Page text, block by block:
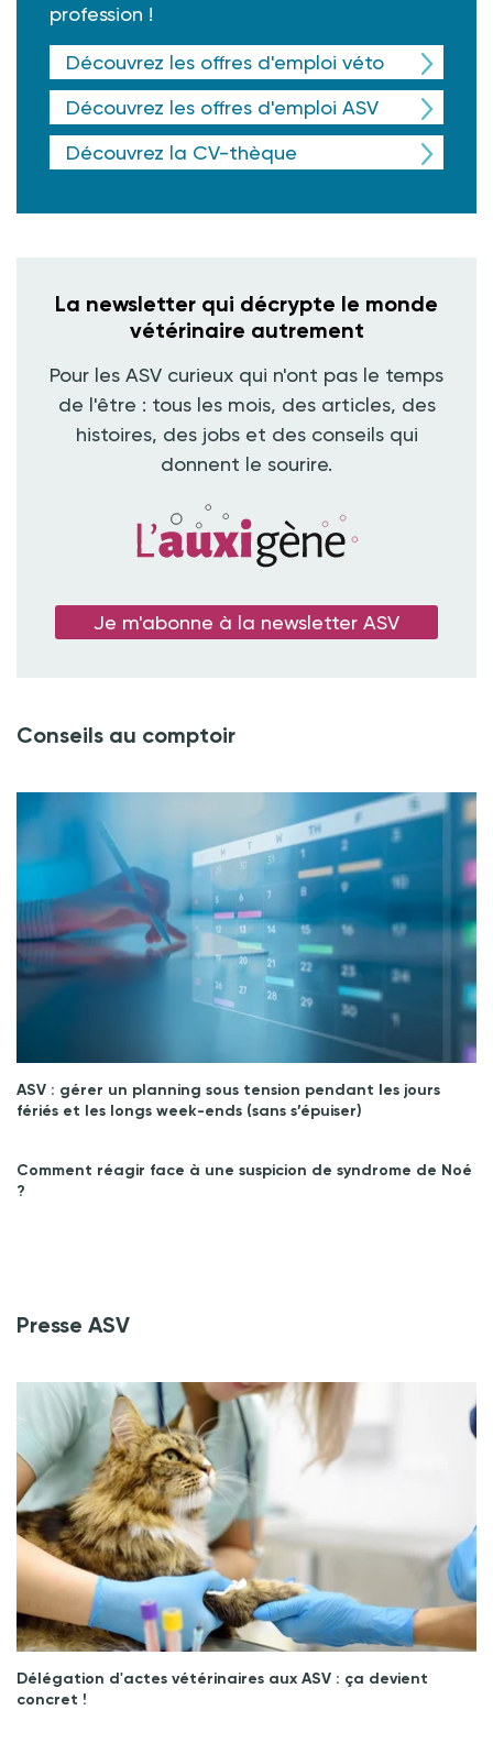
profession !
Découvrez les offres d'emploi véto
Découvrez les offres d'emploi ASV
Découvrez la CV-thèque
La newsletter qui décrypte le monde
vétérinaire autrement
Pour les ASV curieux qui n'ont pas le temps
de l'être : tous les mois, des articles, des
histoires, des jobs et des conseils qui
donnent le sourire.
Je m'abonne à la newsletter ASV
Conseils au comptoir
ASV : gérer un planning sous tension pendant les jours
fériés et les longs week-ends (sans s’épuiser)
Comment réagir face à une suspicion de syndrome de Noé
?
Presse ASV
Délégation d'actes vétérinaires aux ASV : ça devient
concret !